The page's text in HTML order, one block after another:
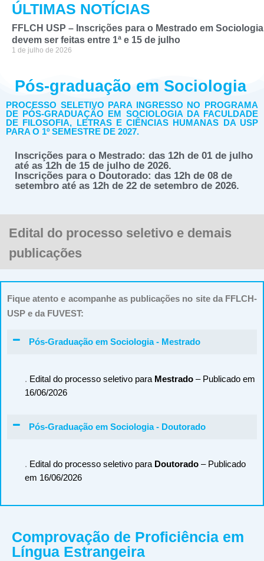
ÚLTIMAS NOTÍCIAS
FFLCH USP – Inscrições para o Mestrado em Sociologia
devem ser feitas entre 1ª e 15 de julho
1 de julho de 2026
Pós-graduação em Sociologia
PROCESSO SELETIVO PARA INGRESSO NO PROGRAMA
DE PÓS-GRADUAÇÃO EM SOCIOLOGIA DA FACULDADE
DE FILOSOFIA, LETRAS E CIÊNCIAS HUMANAS DA USP
PARA O 1º SEMESTRE DE 2027.
Inscrições para o Mestrado: das 12h de 01 de julho
até as 12h de 15 de julho de 2026.
Inscrições para o Doutorado: das 12h de 08 de
setembro até as 12h de 22 de setembro de 2026.
Edital do processo seletivo e demais
publicações
Fique atento e acompanhe as publicações no site da FFLCH-
USP e da FUVEST:
Pós-Graduação em Sociologia - Mestrado
. Edital do processo seletivo para Mestrado – Publicado em
16/06/2026
Pós-Graduação em Sociologia - Doutorado
. Edital do processo seletivo para Doutorado – Publicado
em 16/06/2026
Comprovação de Proficiência em
Língua Estrangeira